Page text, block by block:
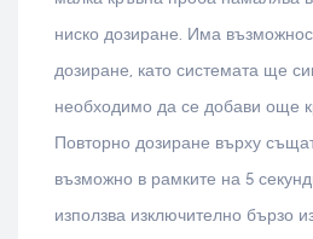
ниско дозиране. Има
дозиране, като системата ще
необходимо да се добави още
Повторно дозиране върху
възможно в рамките на 5
използва изключително бързо